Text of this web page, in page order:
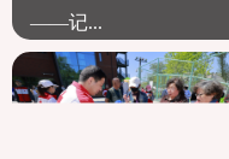
——记...